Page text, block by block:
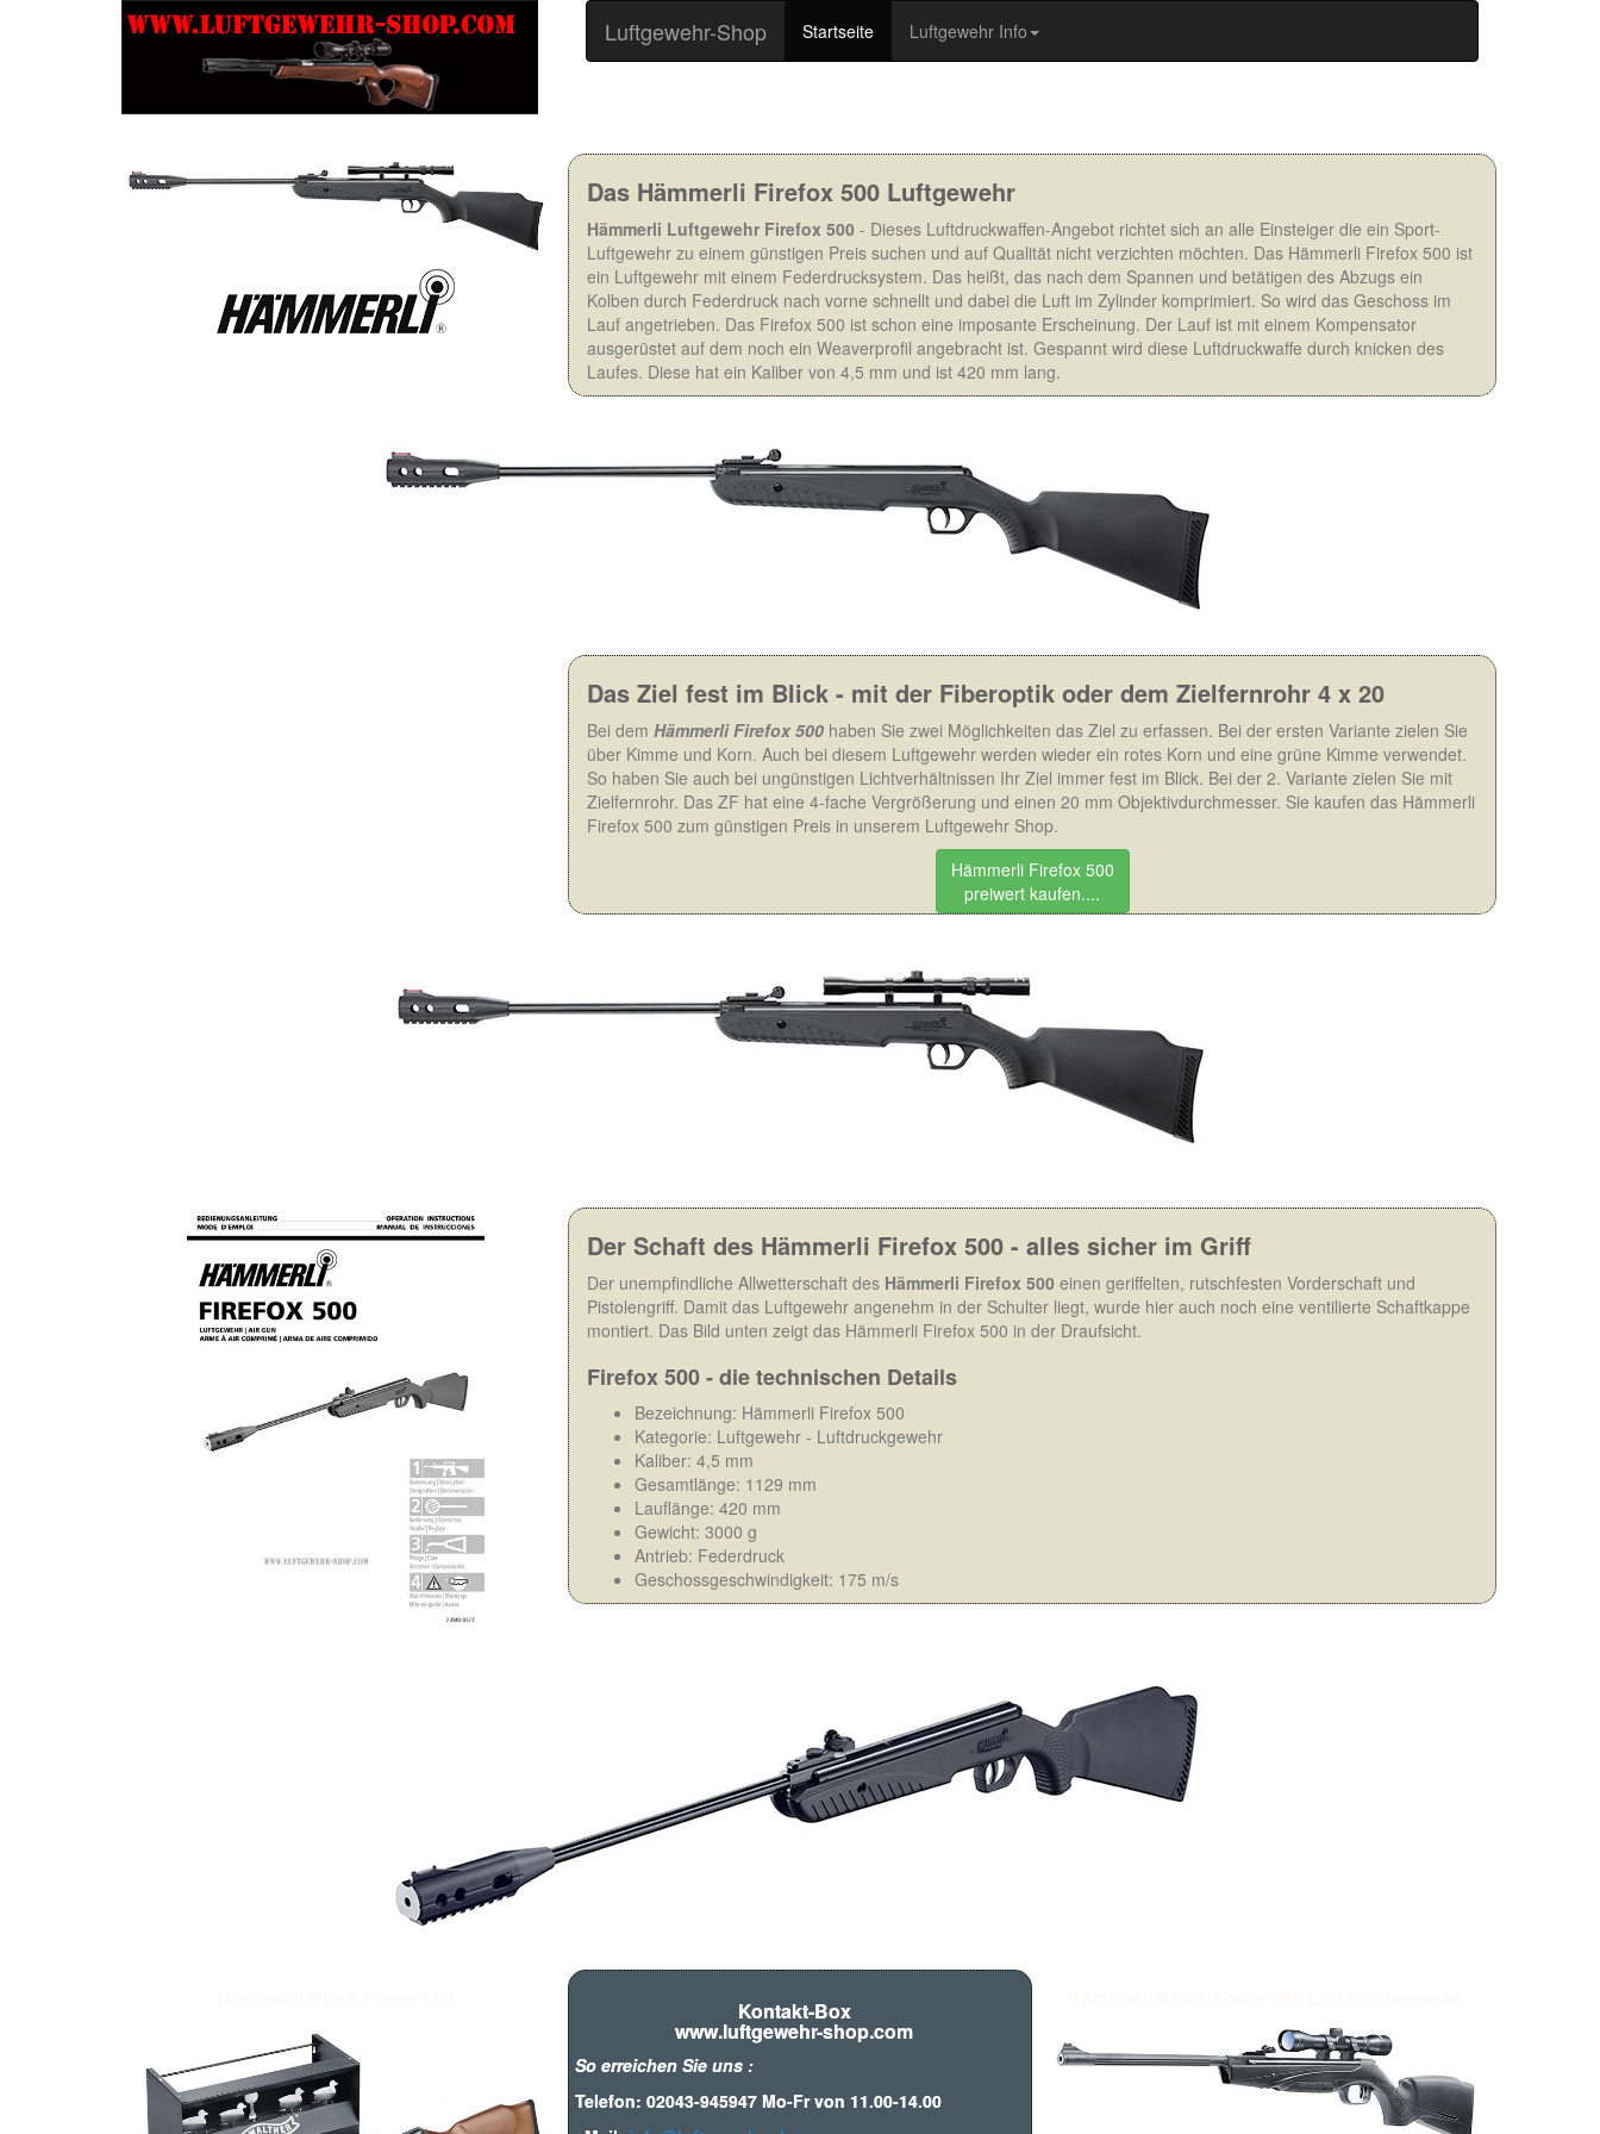
Luftgewehr-Shop Startseite(current)Luftgewehr Info
Das Hämmerli Firefox 500 Luftgewehr
Hämmerli Luftgewehr Firefox 500 - Dieses Luftdruckwaffen-Angebot richtet sich an alle Einsteiger die ein Sport-
Luftgewehr zu einem günstigen Preis suchen und auf Qualität nicht verzichten möchten. Das Hämmerli Firefox 500 ist
ein Luftgewehr mit einem Federdrucksystem. Das heißt, das nach dem Spannen und betätigen des Abzugs ein
Kolben durch Federdruck nach vorne schnellt und dabei die Luft im Zylinder komprimiert. So wird das Geschoss im
Lauf angetrieben. Das Firefox 500 ist schon eine imposante Erscheinung. Der Lauf ist mit einem Kompensator
ausgerüstet auf dem noch ein Weaverprofil angebracht ist. Gespannt wird diese Luftdruckwaffe durch knicken des
Laufes. Diese hat ein Kaliber von 4,5 mm und ist 420 mm lang.
Das Ziel fest im Blick - mit der Fiberoptik oder dem Zielfernrohr 4 x 20
Bei dem Hämmerli Firefox 500 haben Sie zwei Möglichkeiten das Ziel zu erfassen. Bei der ersten Variante zielen Sie
über Kimme und Korn. Auch bei diesem Luftgewehr werden wieder ein rotes Korn und eine grüne Kimme verwendet.
So haben Sie auch bei ungünstigen Lichtverhältnissen Ihr Ziel immer fest im Blick. Bei der 2. Variante zielen Sie mit
Zielfernrohr. Das ZF hat eine 4-fache Vergrößerung und einen 20 mm Objektivdurchmesser. Sie kaufen das Hämmerli
Firefox 500 zum günstigen Preis in unserem Luftgewehr Shop.
Hämmerli Firefox 500
preiwert kaufen....
Der Schaft des Hämmerli Firefox 500 - alles sicher im Griff
Der unempfindliche Allwetterschaft des Hämmerli Firefox 500 einen geriffelten, rutschfesten Vorderschaft und
Pistolengriff. Damit das Luftgewehr angenehm in der Schulter liegt, wurde hier auch noch eine ventilierte Schaftkappe
montiert. Das Bild unten zeigt das Hämmerli Firefox 500 in der Draufsicht.
Firefox 500 - die technischen Details
Bezeichnung: Hämmerli Firefox 500
Kategorie: Luftgewehr - Luftdruckgewehr
Kaliber: 4,5 mm
Gesamtlänge: 1129 mm
Lauflänge: 420 mm
Gewicht: 3000 g
Antrieb: Federdruck
Geschossgeschwindigkeit: 175 m/s
Kontakt-Box
www.luftgewehr-shop.com
So erreichen Sie uns :
Telefon: 02043-945947 Mo-Fr von 11.00-14.00